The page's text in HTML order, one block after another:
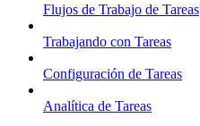
Flujos de Trabajo de Tareas
Trabajando con Tareas
Configuración de Tareas
Analítica de Tareas